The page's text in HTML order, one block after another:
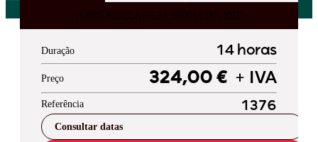
APRENDIZAGEM 100% ONLINE
Duração 14 horas
Preço 324,00 € + IVA
Referência 1376
Consultar datas